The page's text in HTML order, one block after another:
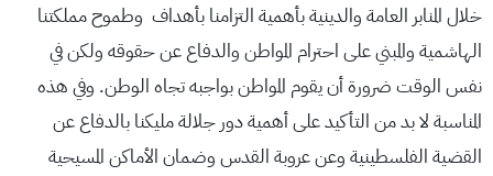
خلال المنابر العامة والدينية بأهمية التزامنا بأهداف وطموح مملكتنا
الهاشمية والمبني على احترام المواطن والدفاع عن حقوقه ولكن في
نفس الوقت ضرورة أن يقوم المواطن بواجبه تجاه الوطن. وفي هذه
المناسبة لا بد من التأكيد على أهمية دور جلالة مليكنا بالدفاع عن
القضية الفلسطينية وعن عروبة القدس وضمان الأماكن المسيحية